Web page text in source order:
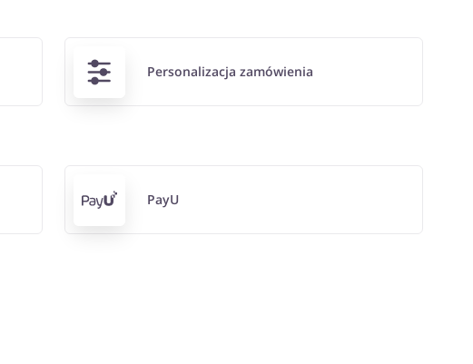
Personalizacja zamówienia
PayU